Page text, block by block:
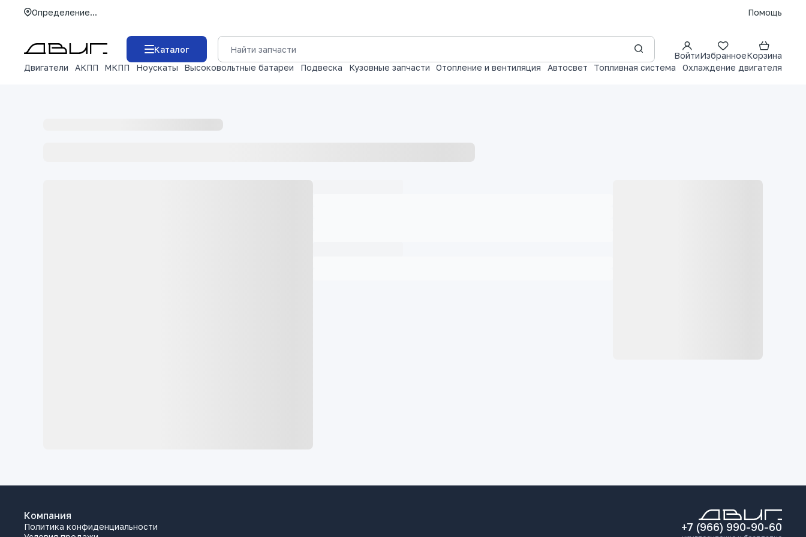
Определение... Помощь
Каталог
ВойтиИзбранноеКорзина
Двигатели
АКПП МКПП Ноускаты Высоковольтные батареи Подвеска Кузовные запчасти Отопление и вентиляция Автосвет Топливная система Охлаждение двигателя
Компания
Политика конфиденциальности
+7 (966) 990-90-60